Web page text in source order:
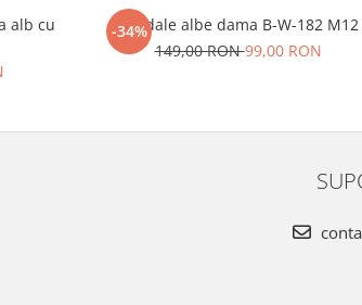
alb cu
-34%
Sandale albe dama B-W-182 M12
149,00 RON99,00 RON